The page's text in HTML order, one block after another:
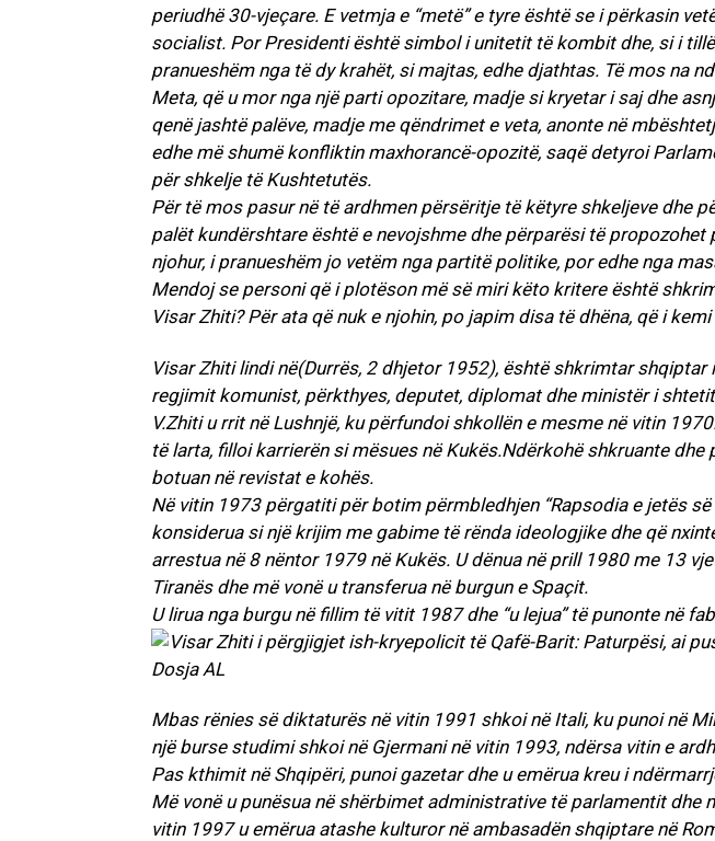
periudhë 30-vjeçare. E vetmja e “metë” e tyre është se i përkasin
socialist. Por Presidenti është simbol i unitetit të kombit dhe, si i
pranueshëm nga të dy krahët, si majtas, edhe djathtas. Të mos na
Meta, që u mor nga një parti opozitare, madje si kryetar i saj dhe
qenë jashtë palëve, madje me qëndrimet e veta, anonte në
edhe më shumë konfliktin maxhorancë-opozitë, saqë detyroi
për shkelje të Kushtetutës.
Për të mos pasur në të ardhmen përsëritje të këtyre shkeljeve dhe
palët kundërshtare është e nevojshme dhe përparësi të
njohur, i pranueshëm jo vetëm nga partitë politike, por edhe nga
Mendoj se personi që i plotëson më së miri këto kritere është
Visar Zhiti? Për ata që nuk e njohin, po japim disa të dhëna, që i
Visar Zhiti lindi në(Durrës, 2 dhjetor 1952), është shkrimtar shqiptar
regjimit komunist, përkthyes, deputet, diplomat dhe ministër i
V.Zhiti u rrit në Lushnjë, ku përfundoi shkollën e mesme në vitin
të larta, filloi karrierën si mësues në Kukës.Ndërkohë shkruante dhe
botuan në revistat e kohës.
Në vitin 1973 përgatiti për botim përmbledhjen “Rapsodia e jetës së
konsiderua si një krijim me gabime të rënda ideologjike dhe që
arrestua në 8 nëntor 1979 në Kukës. U dënua në prill 1980 me 13
Tiranës dhe më vonë u transferua në burgun e Spaçit.
U lirua nga burgu në fillim të vitit 1987 dhe “u lejua” të punonte në
Mbas rënies së diktaturës në vitin 1991 shkoi në Itali, ku punoi në
një burse studimi shkoi në Gjermani në vitin 1993, ndërsa vitin e
Pas kthimit në Shqipëri, punoi gazetar dhe u emërua kreu i
Më vonë u punësua në shërbimet administrative të parlamentit dhe
vitin 1997 u emërua atashe kulturor në ambasadën shqiptare në